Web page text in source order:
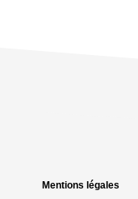
Mentions légales